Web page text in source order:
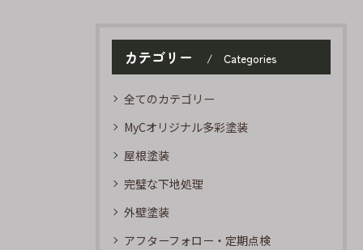
カテゴリー Categories
全てのカテゴリー
MyCオリジナル多彩塗装
屋根塗装
完璧な下地処理
外壁塗装
アフターフォロー・定期点検